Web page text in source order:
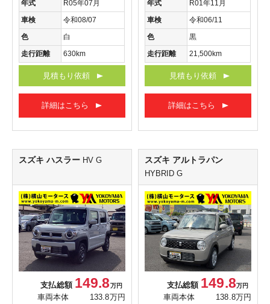
年式
R05年07月
車検
令和08/07
色
白
走行距離
630km
見積もり依頼
詳細はこちら
年式
R01年11月
車検
令和06/11
色
黒
走行距離
21,500km
見積もり依頼
詳細はこちら
スズキ ハスラー HV G
支払総額 149.8万円
車両本体 133.8万円
スズキ アルトラパン
HYBRID G
支払総額 149.8万円
車両本体 138.8万円